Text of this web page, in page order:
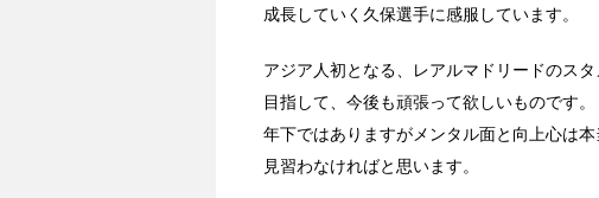
成長していく久保選手に感服しています。
アジア人初となる、レアルマドリードのス
目指して、今後も頑張って欲しいものです。
年下ではありますがメンタル面と向上心は本
見習わなければと思います。